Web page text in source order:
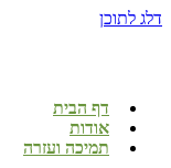
דלג לתוכן
דף הבית
אודות
תמיכה ועזרה